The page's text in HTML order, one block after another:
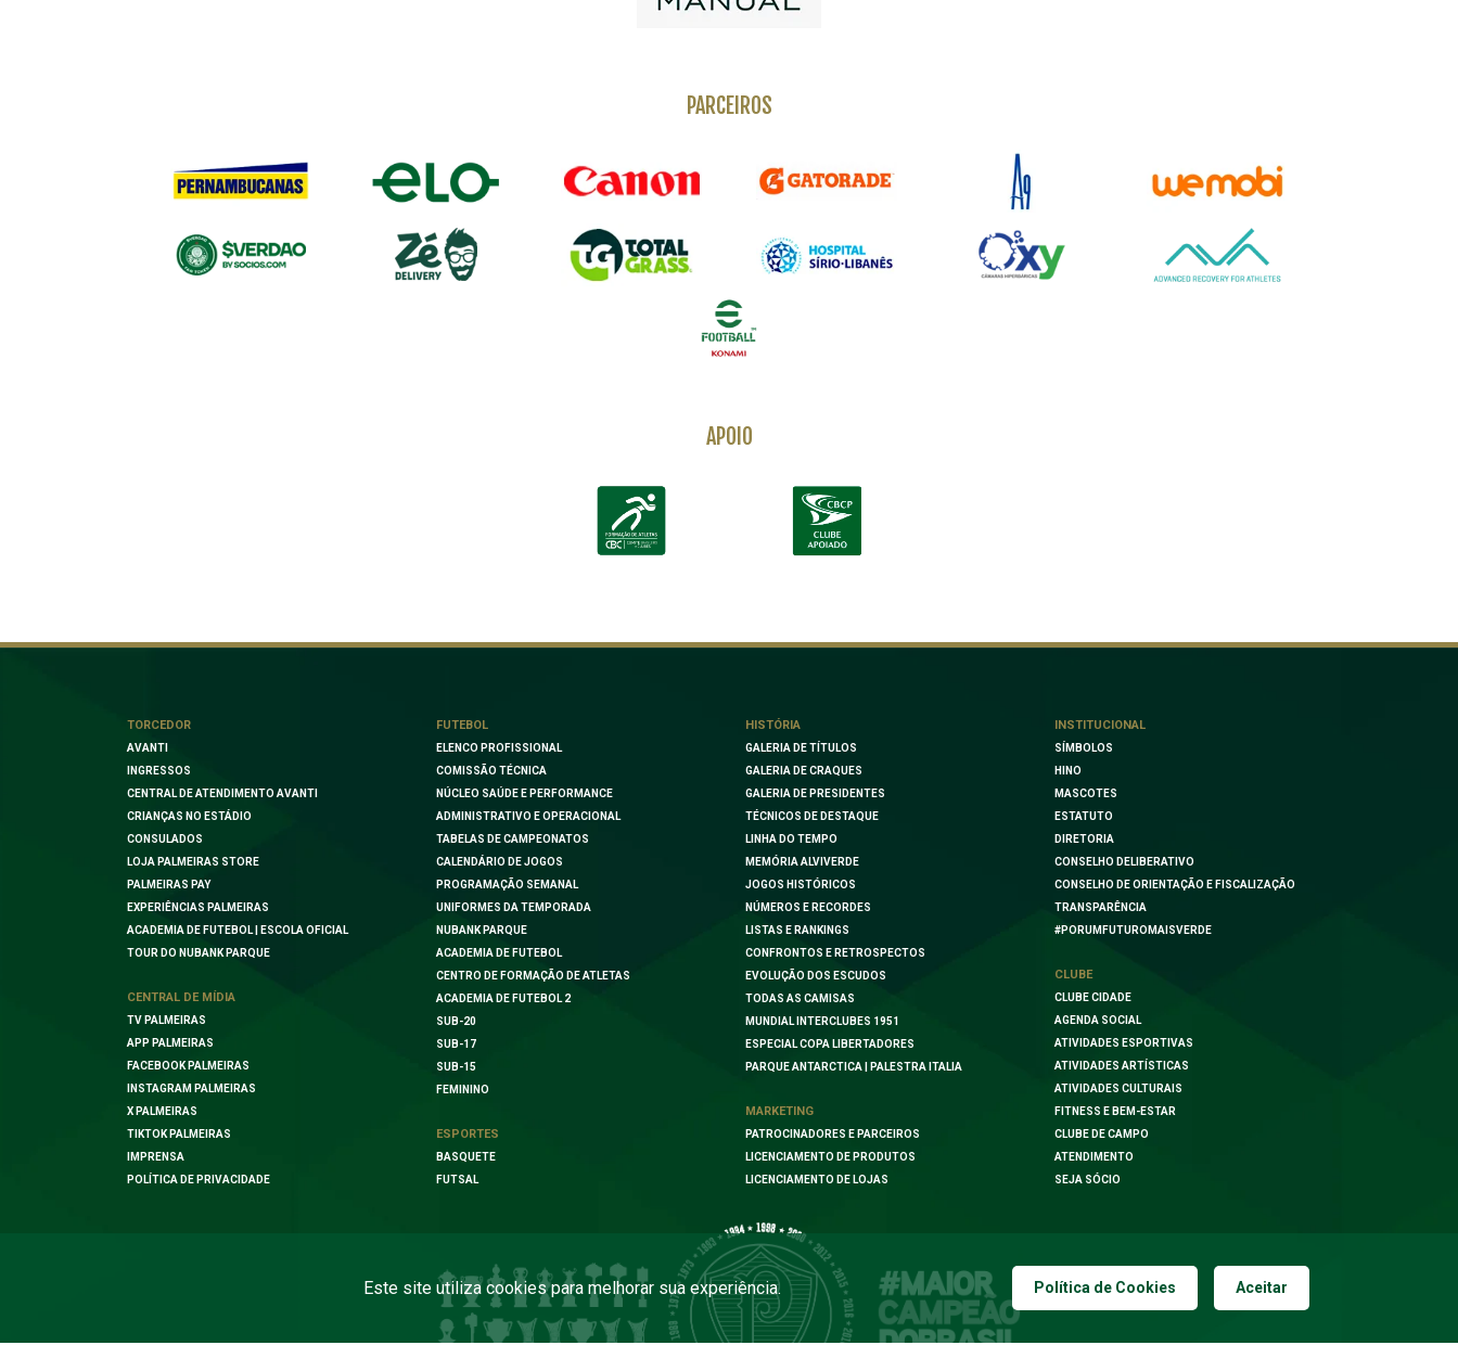
PARCEIROS
APOIO
TORCEDOR
AVANTI
INGRESSOS
CENTRAL DE ATENDIMENTO AVANTI
CRIANÇAS NO ESTÁDIO
CONSULADOS
LOJA PALMEIRAS STORE
PALMEIRAS PAY
EXPERIÊNCIAS PALMEIRAS
ACADEMIA DE FUTEBOL | ESCOLA OFICIAL
TOUR DO NUBANK PARQUE
CENTRAL DE MÍDIA
TV PALMEIRAS
APP PALMEIRAS
FACEBOOK PALMEIRAS
INSTAGRAM PALMEIRAS
X PALMEIRAS
TIKTOK PALMEIRAS
IMPRENSA
POLÍTICA DE PRIVACIDADE
FUTEBOL
ELENCO PROFISSIONAL
COMISSÃO TÉCNICA
NÚCLEO SAÚDE E PERFORMANCE
ADMINISTRATIVO E OPERACIONAL
TABELAS DE CAMPEONATOS
CALENDÁRIO DE JOGOS
PROGRAMAÇÃO SEMANAL
UNIFORMES DA TEMPORADA
NUBANK PARQUE
ACADEMIA DE FUTEBOL
CENTRO DE FORMAÇÃO DE ATLETAS
ACADEMIA DE FUTEBOL 2
SUB-20
SUB-17
SUB-15
FEMININO
ESPORTES
BASQUETE
FUTSAL
HISTÓRIA
GALERIA DE TÍTULOS
GALERIA DE CRAQUES
GALERIA DE PRESIDENTES
TÉCNICOS DE DESTAQUE
LINHA DO TEMPO
MEMÓRIA ALVIVERDE
JOGOS HISTÓRICOS
NÚMEROS E RECORDES
LISTAS E RANKINGS
CONFRONTOS E RETROSPECTOS
EVOLUÇÃO DOS ESCUDOS
TODAS AS CAMISAS
MUNDIAL INTERCLUBES 1951
ESPECIAL COPA LIBERTADORES
PARQUE ANTARCTICA | PALESTRA ITALIA
MARKETING
PATROCINADORES E PARCEIROS
LICENCIAMENTO DE PRODUTOS
LICENCIAMENTO DE LOJAS
INSTITUCIONAL
SÍMBOLOS
HINO
MASCOTES
ESTATUTO
DIRETORIA
CONSELHO DELIBERATIVO
CONSELHO DE ORIENTAÇÃO E FISCALIZAÇÃO
TRANSPARÊNCIA
#PORUMFUTUROMAISVERDE
CLUBE
CLUBE CIDADE
AGENDA SOCIAL
ATIVIDADES ESPORTIVAS
ATIVIDADES ARTÍSTICAS
ATIVIDADES CULTURAIS
FITNESS E BEM-ESTAR
CLUBE DE CAMPO
ATENDIMENTO
SEJA SÓCIO
Este site utiliza cookies para melhorar sua experiência. Política de Cookies Aceitar